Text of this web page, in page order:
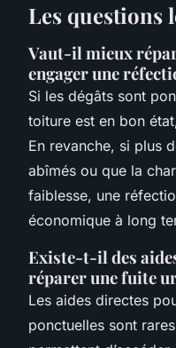
Les questions
Vaut-il mieux
engager une
Si les dégâts sont
toiture est en bon
En revanche, si plus
abîmés ou que la
faiblesse, une
économique à long
Existe-t-il des
réparer une fuite
Les aides directes
ponctuelles sont